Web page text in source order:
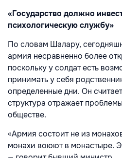
«Государство должно
психологическую службу»
По словам Шалару,
армия несравненно более
поскольку у солдат есть
принимать у себя
определенные дни. Он
структура отражает
обществе.
«Армия состоит не из
монахи воюют в монастыре.